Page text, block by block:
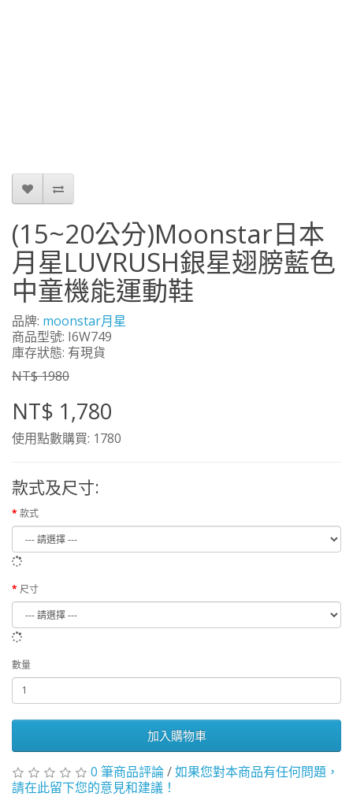
(15~20公分)Moonstar日本
月星LUVRUSH銀星翅膀藍色
中童機能運動鞋
品牌: moonstar月星
商品型號: I6W749
庫存狀態: 有現貨
NT$ 1980
NT$ 1,780
使用點數購買: 1780
款式及尺寸:
款式
尺寸
數量
加入購物車
0 筆商品評論/如果您對本商品有任何問題，
請在此留下您的意見和建議！